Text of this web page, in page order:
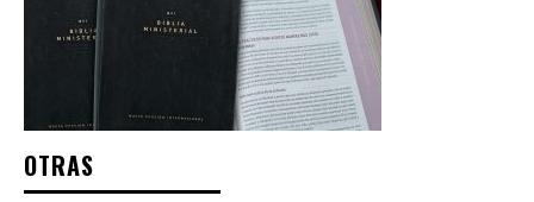
OTRAS